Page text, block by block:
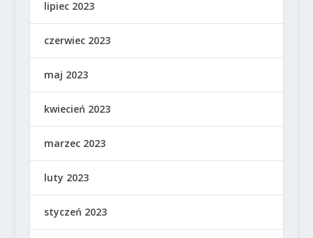
lipiec 2023
czerwiec 2023
maj 2023
kwiecień 2023
marzec 2023
luty 2023
styczeń 2023